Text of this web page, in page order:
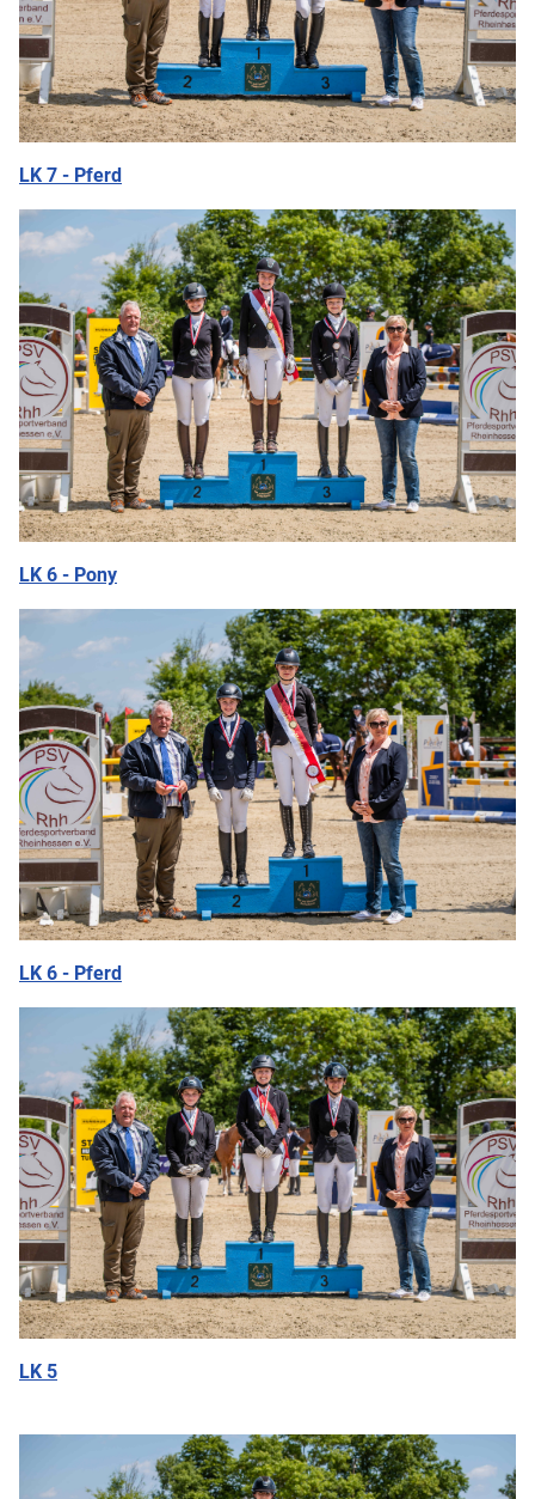
LK 7 - Pferd
LK 6 - Pony
LK 6 - Pferd
LK 5